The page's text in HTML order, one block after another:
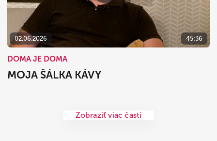
02.06.2026 45:36
DOMA JE DOMA
MOJA ŠÁLKA KÁVY
Zobraziť viac častí